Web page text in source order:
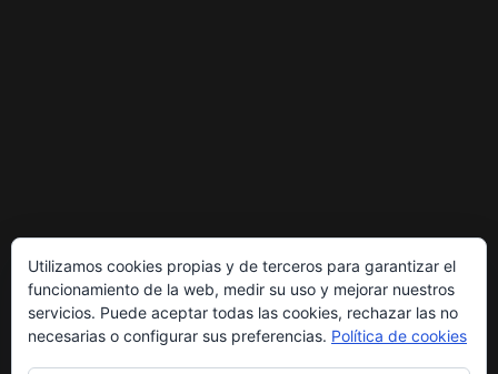
Utilizamos cookies propias y de terceros para garantizar el
funcionamiento de la web, medir su uso y mejorar nuestros
servicios. Puede aceptar todas las cookies, rechazar las no
necesarias o configurar sus preferencias. Política de cookies